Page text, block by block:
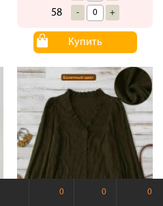
58 - +
Купить
0 0 0